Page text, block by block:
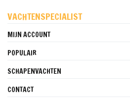
VACHTENSPECIALIST
MIJN ACCOUNT
POPULAIR
SCHAPENVACHTEN
CONTACT